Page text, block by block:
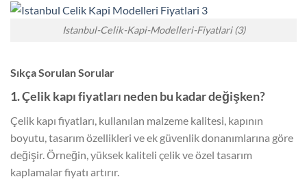
Istanbul-Celik-Kapi-Modelleri-Fiyatlari (3)
Sıkça Sorulan Sorular
1. Çelik kapı fiyatları neden bu kadar değişken?
Çelik kapı fiyatları, kullanılan malzeme kalitesi, kapının
boyutu, tasarım özellikleri ve ek güvenlik donanımlarına göre
değişir. Örneğin, yüksek kaliteli çelik ve özel tasarım
kaplamalar fiyatı artırır.